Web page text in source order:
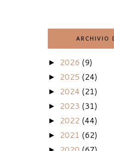
ARCHIVIO
► 2026 (9)
► 2025 (24)
► 2024 (21)
► 2023 (31)
► 2022 (44)
► 2021 (62)